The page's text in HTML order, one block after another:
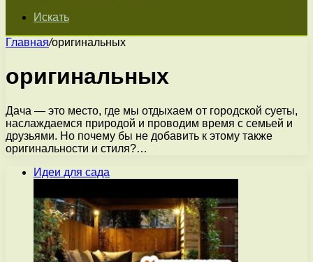
Искать
Главная/оригинальных
оригинальных
Дача — это место, где мы отдыхаем от городской суеты,
наслаждаемся природой и проводим время с семьей и
друзьями. Но почему бы не добавить к этому также
оригинальности и стиля?…
Идеи для сада